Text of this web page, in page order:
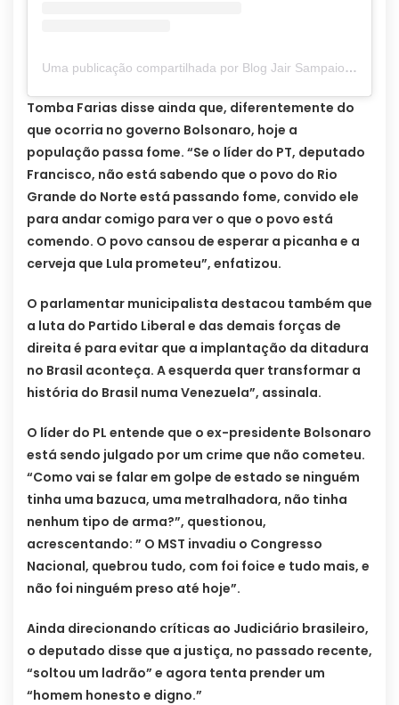
Uma publicação compartilhada por Blog Jair Sampaio (@blogjairsampaio_)
Tomba Farias disse ainda que, diferentemente do
que ocorria no governo Bolsonaro, hoje a
população passa fome. “Se o líder do PT, deputado
Francisco, não está sabendo que o povo do Rio
Grande do Norte está passando fome, convido ele
para andar comigo para ver o que o povo está
comendo. O povo cansou de esperar a picanha e a
cerveja que Lula prometeu”, enfatizou.
O parlamentar municipalista destacou também que
a luta do Partido Liberal e das demais forças de
direita é para evitar que a implantação da ditadura
no Brasil aconteça. A esquerda quer transformar a
história do Brasil numa Venezuela”, assinala.
O líder do PL entende que o ex-presidente Bolsonaro
está sendo julgado por um crime que não cometeu.
“Como vai se falar em golpe de estado se ninguém
tinha uma bazuca, uma metralhadora, não tinha
nenhum tipo de arma?”, questionou,
acrescentando: ” O MST invadiu o Congresso
Nacional, quebrou tudo, com foi foice e tudo mais, e
não foi ninguém preso até hoje”.
Ainda direcionando críticas ao Judiciário brasileiro,
o deputado disse que a justiça, no passado recente,
“soltou um ladrão” e agora tenta prender um
“homem honesto e digno.”